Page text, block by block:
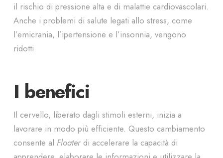
il rischio di pressione alta e di malattie cardiovascolari.
Anche i problemi di salute legati allo stress, come
l’emicrania, l’ipertensione e l’insonnia, vengono
ridotti.
I benefici
Il cervello, liberato dagli stimoli esterni, inizia a
lavorare in modo più efficiente. Questo cambiamento
consente al Floaterdi accelerare la capacità di